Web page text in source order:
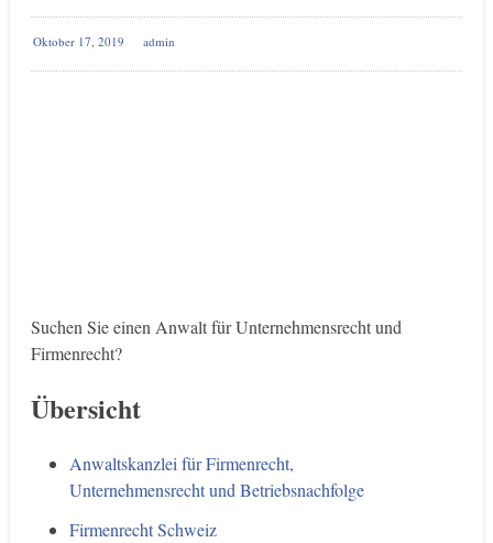
Oktober 17, 2019 admin
Suchen Sie einen Anwalt für Unternehmensrecht und
Firmenrecht?
Übersicht
Anwaltskanzlei für Firmenrecht,
Unternehmensrecht und Betriebsnachfolge
Firmenrecht Schweiz